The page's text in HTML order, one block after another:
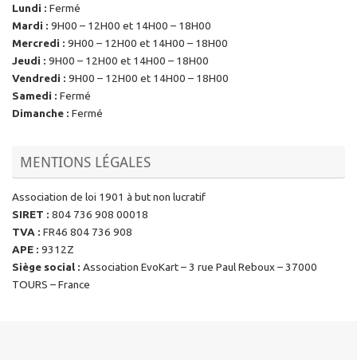
Lundi : Fermé
Mardi : 9H00 – 12H00 et 14H00 – 18H00
Mercredi : 9H00 – 12H00 et 14H00 – 18H00
Jeudi : 9H00 – 12H00 et 14H00 – 18H00
Vendredi : 9H00 – 12H00 et 14H00 – 18H00
Samedi : Fermé
Dimanche : Fermé
MENTIONS LÉGALES
Association de loi 1901 à but non lucratif
SIRET : 804 736 908 00018
TVA : FR46 804 736 908
APE : 9312Z
Siège social : Association EvoKart – 3 rue Paul Reboux – 37000
TOURS – France